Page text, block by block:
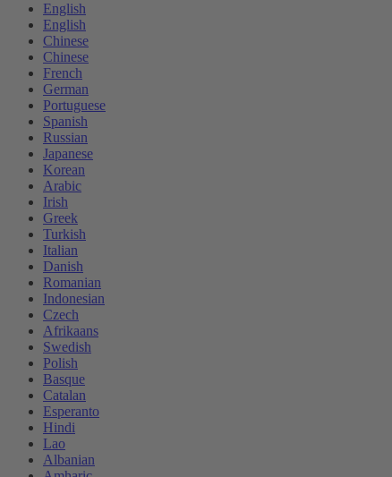
English
English
Chinese
Chinese
French
German
Portuguese
Spanish
Russian
Japanese
Korean
Arabic
Irish
Greek
Turkish
Italian
Danish
Romanian
Indonesian
Czech
Afrikaans
Swedish
Polish
Basque
Catalan
Esperanto
Hindi
Lao
Albanian